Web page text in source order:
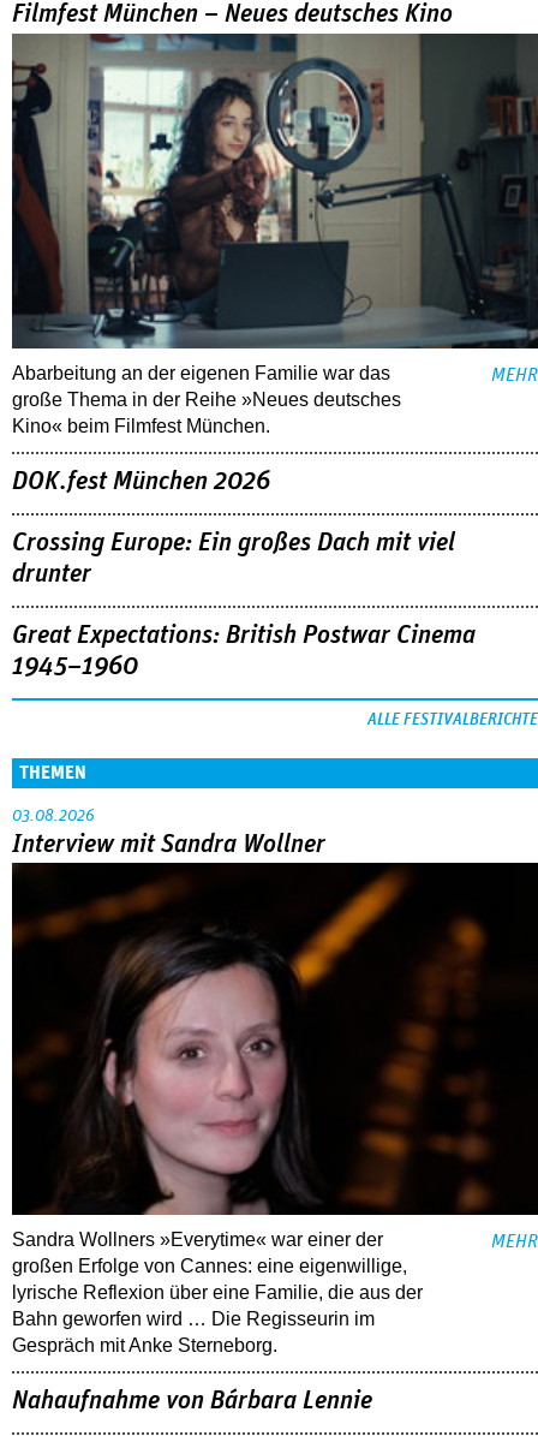
Filmfest München – Neues deutsches Kino
Abarbeitung an der eigenen Familie war das
große Thema in der Reihe »Neues deutsches
Kino« beim Filmfest München.
MEHR
DOK.fest München 2026
Crossing Europe: Ein großes Dach mit viel
drunter
Great Expectations: British Postwar Cinema
1945–1960
ALLE FESTIVALBERICHTE
THEMEN
03.08.2026
Interview mit Sandra Wollner
Sandra Wollners »Everytime« war einer der
großen Erfolge von Cannes: eine eigenwillige,
lyrische Reflexion über eine ­Familie, die aus der
Bahn geworfen wird … Die Regisseurin im
Gespräch mit Anke Sterneborg.
MEHR
Nahaufnahme von Bárbara Lennie